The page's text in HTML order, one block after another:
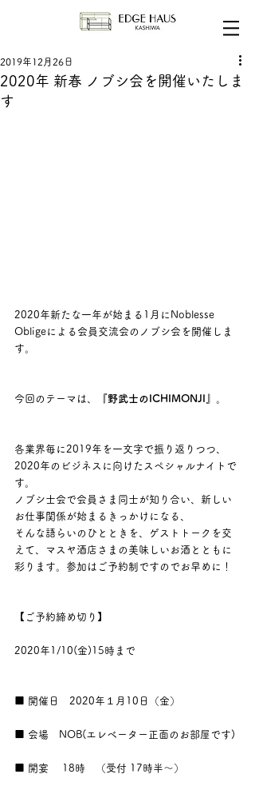
2020年 新春 ノブシ会を開催いたしま
す
2019年12月26日
2020年新たな一年が始まる1月にNoblesse
Obligeによる会員交流会のノブシ会を開催しま
す。
今回のテーマは、 『野武士のICHIMONJI』 。
各業界毎に2019年を一文字で振り返りつつ、
2020年のビジネスに向けたスペシャルナイトで
す。
ノブシ士会で会員さま同士が知り合い、新しい
お仕事関係が始まるきっかけになる、
そんな語らいのひとときを、ゲストトークを交
えて、マスヤ酒店さまの美味しいお酒とともに
彩ります。参加はご予約制ですのでお早めに！
【ご予約締め切り】
2020年1/10(金)15時まで
■ 開催日　2020年１月10日（金）
■ 会場　NOB(エレベーター正面のお部屋です)
■ 開宴 　18時　（受付 17時半～）